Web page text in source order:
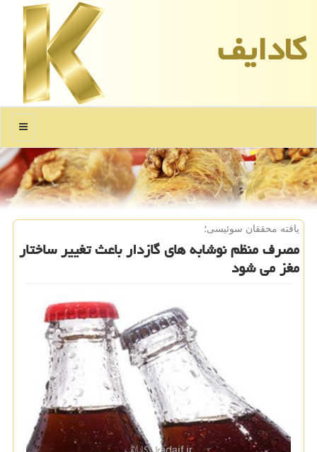
كادایف
منو
یافته محققان سوئیسی؛
مصرف منظم نوشابه های گازدار باعث تغییر ساختار
مغز می شود